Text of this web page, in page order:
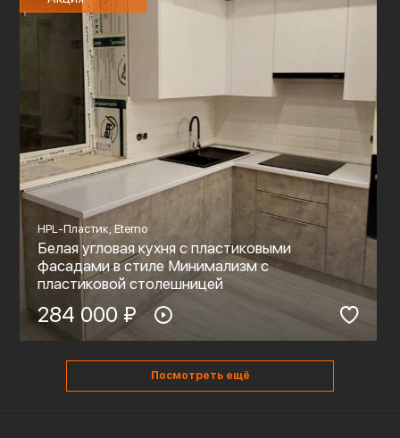
HPL-Пластик, Eterno
Белая угловая кухня с пластиковыми
фасадами в стиле Минимализм с
пластиковой столешницей
284 000 ₽
Посмотреть ещё